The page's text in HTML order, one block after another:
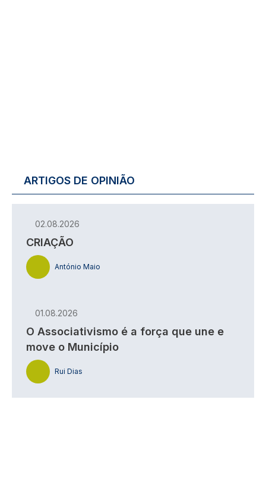
ARTIGOS DE OPINIÃO
02.08.2026
CRIAÇÃO
António Maio
01.08.2026
O Associativismo é a força que une e
move o Município
Rui Dias